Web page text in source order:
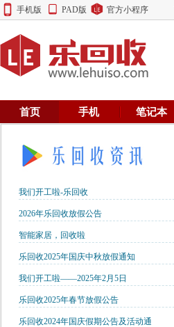
手机版 PAD版 官方小程序
首页 手机 笔记本
我们开工啦-乐回收
2026年乐回收放假公告
智能家居，回收啦
乐回收2025年国庆中秋放假通知
我们开工啦——2025年2月5日
乐回收2025年春节放假公告
乐回收2024年国庆假期公告及活动通